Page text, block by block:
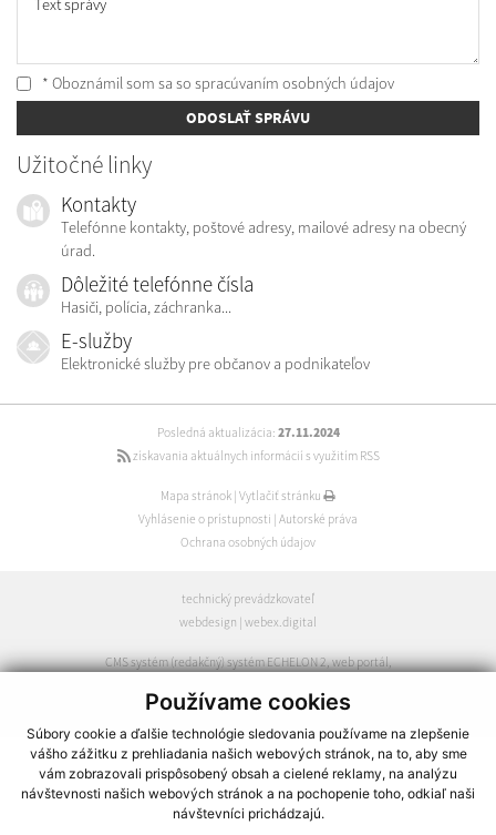
Používame cookies
Súbory cookie a ďalšie technológie sledovania používame na zlepšenie
vášho zážitku z prehliadania našich webových stránok, na to, aby sme
vám zobrazovali prispôsobený obsah a cielené reklamy, na analýzu
návštevnosti našich webových stránok a na pochopenie toho, odkiaľ naši
návštevníci prichádzajú.
* Oboznámil som sa so spracúvaním osobných údajov
ODOSLAŤ SPRÁVU
Užitočné linky
Kontakty
Telefónne kontakty, poštové adresy, mailové adresy na obecný
úrad.
Dôležité telefónne čísla
Hasiči, polícia, záchranka...
E-služby
Elektronické služby pre občanov a podnikateľov
Posledná aktualizácia: 27.11.2024
získavania aktuálnych informácií s využitím RSS
Mapa stránok Vytlačiť stránku
Vyhlásenie o prístupnosti Autorské práva
Ochrana osobných údajov
technický prevádzkovateľ
webdesign webex.digital
CMS systém (redakčný) systém ECHELON 2,web portál,
spoločnosť webex.digital